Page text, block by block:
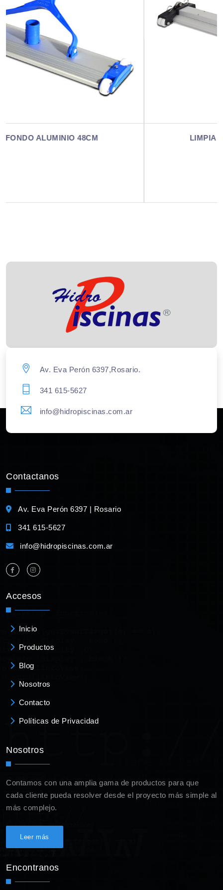
LIMPIAFONDO ALUMINIO 83CM
Av. Eva Perón 6397,Rosario.
341 615-5627
info@hidropiscinas.com.ar
Contactanos
Av. Eva Perón 6397 | Rosario
341 615-5627
info@hidropiscinas.com.ar
Accesos
Inicio
Productos
Blog
Nosotros
Contacto
Políticas de Privacidad
Nosotros
Contamos con una amplia gama de productos para que
cada cliente pueda resolver desde el proyecto más simple al
más complejo.
Leer más
Encontranos